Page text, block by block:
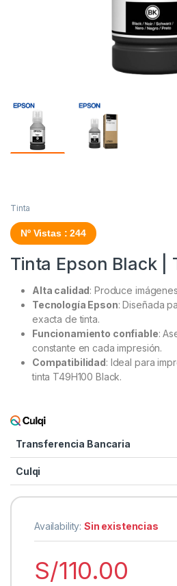
Tinta
Nº Vistas : 244
Tinta Epson Black |
Alta calidad: Produce
Tecnología Epson: Diseñada
exacta de tinta.
Funcionamiento confiable:
constante en cada impresión.
Compatibilidad: Ideal para
tinta T49H100 Black.
Transferencia Bancaria
Culqi
Availability:Sin existencias
S/110.00